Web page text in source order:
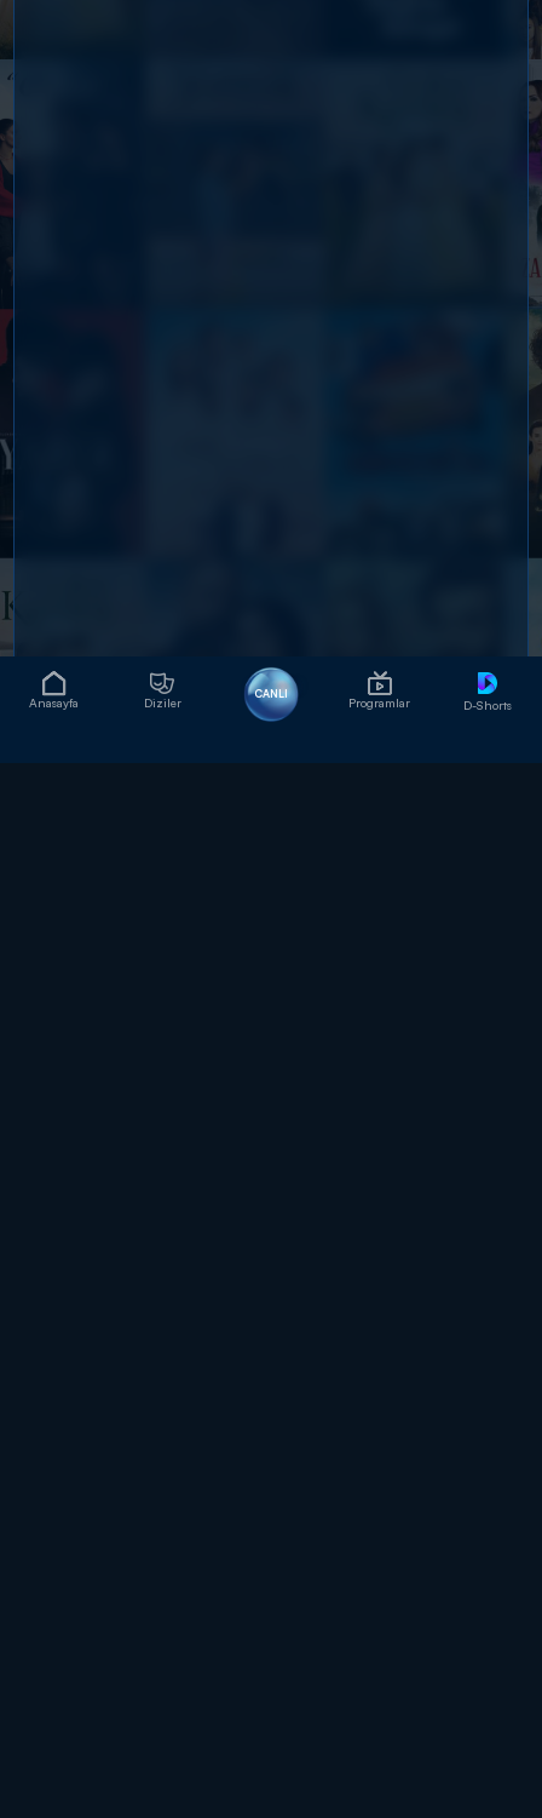
Anasayfa Diziler
CANLI
Programlar D-Shorts